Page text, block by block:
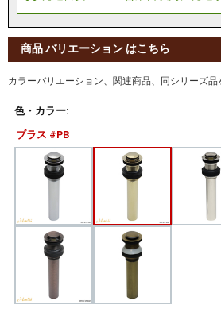
商品 バリエーション はこちら
カラーバリエーション、関連商品、同シリーズ品
色・カラー:
ブラス #PB